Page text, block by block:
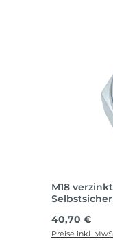
M18
Regulärer
40,70 €
Preise inkl.